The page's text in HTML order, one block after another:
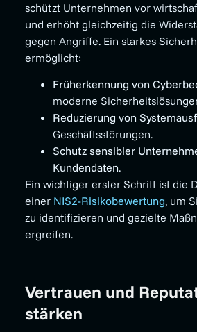
schützt Unternehmen vor
und erhöht gleichzeitig die
gegen Angriffe. Ein starkes
ermöglicht:
Früherkennung von
moderne
Reduzierung von
Geschäftsstörungen.
Schutz sensibler
Kundendaten.
Ein wichtiger erster Schritt ist die
einer NIS2-Risikobewertung, um
zu identifizieren und gezielte
ergreifen.
Vertrauen und
stärken